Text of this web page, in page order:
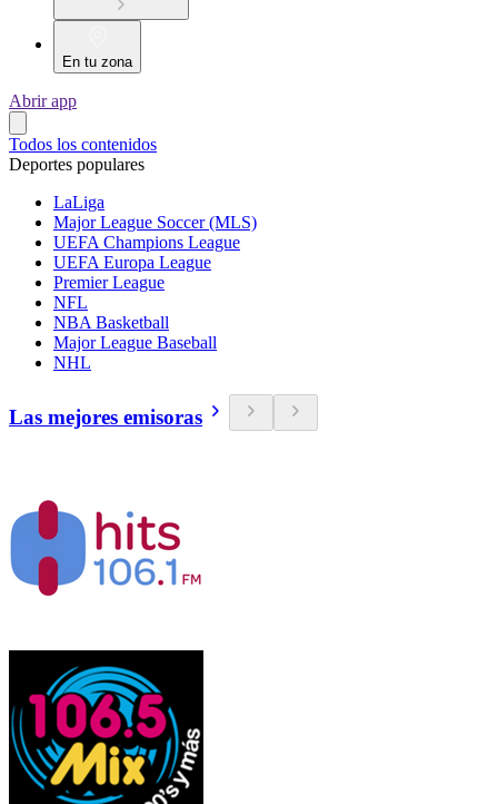
En tu zona
Abrir app
Todos los contenidos
Deportes populares
LaLiga
Major League Soccer (MLS)
UEFA Champions League
UEFA Europa League
Premier League
NFL
NBA Basketball
Major League Baseball
NHL
Las mejores emisoras